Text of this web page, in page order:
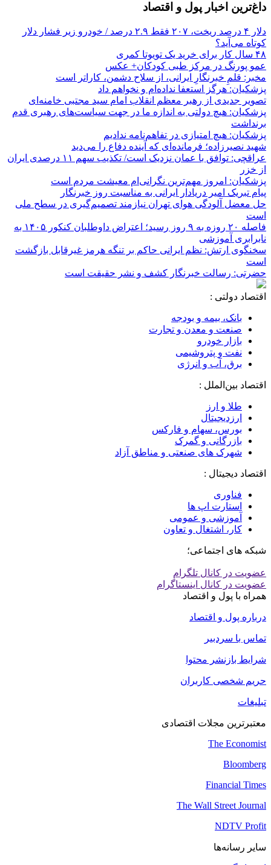
داغ‌ترین اخبار پول و اقتصاد
دلار ۴ درصد ریخت، ۲۰۷ فقط ۲.۹ درصد / خودرو زیر فشار دلار
کوتاه می‌آید؟
۴۸ سال کار برای خرید یک تویوتا کمری
عمو پورنگ در مرکز طبی کودکان+ عکس
مخبر: قلمِ خبرنگارِ ایرانی، از سلاح دشمن، کاراتر است
پزشکیان: هرگز استعفا نداده‌ام و نخواهم داد
تصویر جدیدی از رهبر معظم انقلاب امام سید مجتبی خامنه‌ای
پزشکیان: هیچ دولتی به اندازه ما در جهت سیاست‌های رهبری قدم
برنداشت
پزشکیان: هیچ امتیازی در تفاهم‌نامه ندادیم
شهید نصیرزاده؛ فرمانده‌ای که آینده دفاع را می‌دید
عراقچی: توافق با عمان نزدیک است/ تکذیب سهم ۱۱ درصدی ایران
از خزر
پزشکیان: امروز مهم‌ترین نگرانی‌ام معیشت مردم است
پیام تبریک امیر دریادار ایرانی به مناسبت روز خبرنگار
حل معضل آلودگی هوای تهران نیازمند تصمیم‌گیری در سطح ملی
است
فاصله ۲۰ روزه به ۹ روز رسید؛ اعتراض داوطلبان کنکور ۱۴۰۵ به
نابرابری آموزشی
سخنگوی ارتش: نظم ایرانی حاکم بر تنگه هرمز غیرقابل بازگشت
است
حضرتی: رسالت خبرنگار کشف و نشر حقیقت است
اقتصاد دولتی :
بانک، بیمه و بودجه
صنعت و معدن و تجارت
بازار خودرو
نفت و پتروشیمی
برق، آب و انرژی
اقتصاد بین‌الملل :
طلا و ارز
ارزدیجیتال
بورس، سهام و فارکس
بازرگانی و گمرک
شهرک های صنعتی و مناطق آزاد
اقتصاد دیجیتال :
فناوری
استارت اپ ها
آموزشی و عمومی
کار، اشتغال و تعاون
شبکه های اجتماعی؛
عضویت در کانال تلگرام
عضویت در کانال اینستاگرام
همراه با پول و اقتصاد
درباره پول و اقتصاد
تماس با سردبیر
شرایط بازنشر محتوا
حریم شخصی کاربران
تبلیغات
معتبرترین مجلات اقتصادی
The Economist
Bloomberg
Financial Times
The Wall Street Journal
NDTV Profit
سایر رسانه‌ها